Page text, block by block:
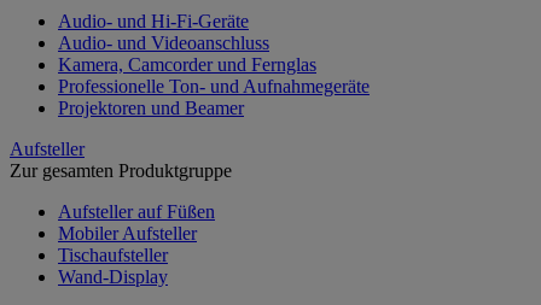
Audio- und Hi-Fi-Geräte
Audio- und Videoanschluss
Kamera, Camcorder und Fernglas
Professionelle Ton- und Aufnahmegeräte
Projektoren und Beamer
Aufsteller
Zur gesamten Produktgruppe
Aufsteller auf Füßen
Mobiler Aufsteller
Tischaufsteller
Wand-Display